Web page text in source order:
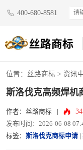
400-680-8581
位置： 丝路商标 > 资讯
斯洛伐克高频焊机
作者：丝路商标
发布时间：2026-06-08
标签： 斯洛伐克商标申请